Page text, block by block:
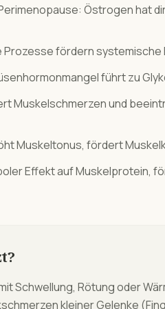
Östrogen hat
Prozesse fördern
führt zu
Muskelschmerzen und
Muskeltonus, fördert
Effekt auf Muskelprotein,
Schwellung, Rötung oder
kleiner Gelenke